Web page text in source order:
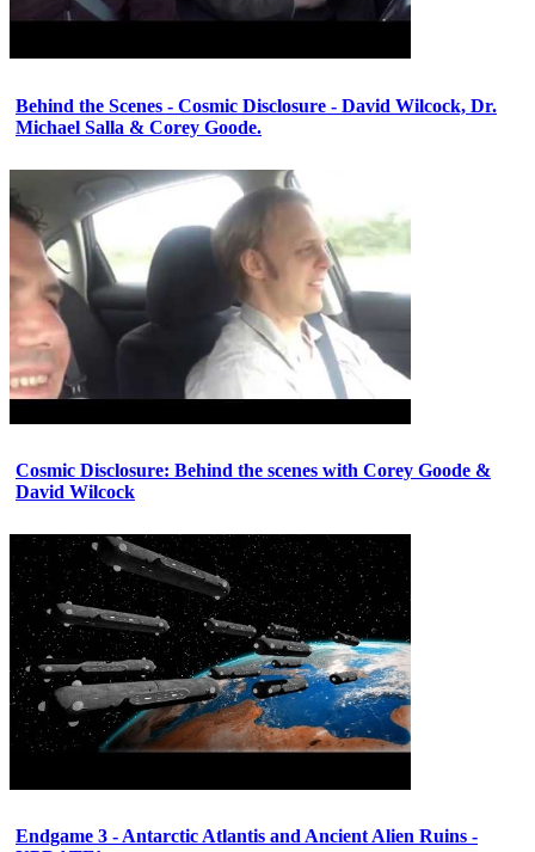
Behind the Scenes - Cosmic Disclosure - David Wilcock, Dr.
Michael Salla & Corey Goode.
Cosmic Disclosure: Behind the scenes with Corey Goode &
David Wilcock
Endgame 3 - Antarctic Atlantis and Ancient Alien Ruins -